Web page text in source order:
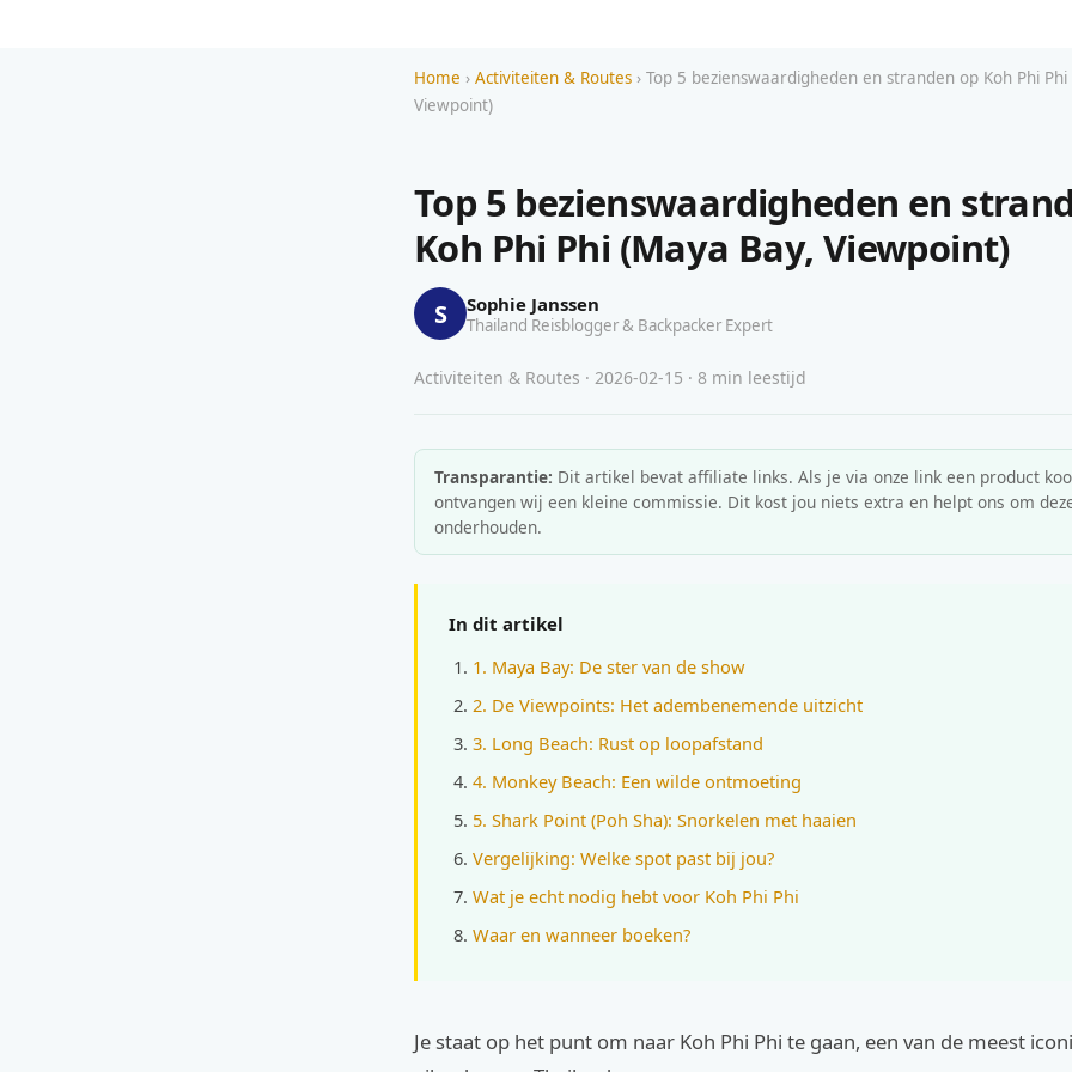
Home › Activiteiten & Routes › Top 5 bezienswaardigheden en stranden op Koh Phi Phi
Viewpoint)
Top 5 bezienswaardigheden en
Koh Phi Phi (Maya Bay, Viewpoint)
S Sophie Janssen
Thailand Reisblogger & Backpacker Expert
Activiteiten & Routes · 2026-02-15 · 8 min leestijd
Transparantie: Dit artikel bevat affiliate links. Als je via onze link een product
ontvangen wij een kleine commissie. Dit kost jou niets extra en helpt ons om
onderhouden.
In dit artikel
1. Maya Bay: De ster van de show
2. De Viewpoints: Het adembenemende uitzicht
3. Long Beach: Rust op loopafstand
4. Monkey Beach: Een wilde ontmoeting
5. Shark Point (Poh Sha): Snorkelen met haaien
Vergelijking: Welke spot past bij jou?
Wat je echt nodig hebt voor Koh Phi Phi
Waar en wanneer boeken?
Je staat op het punt om naar Koh Phi Phi te gaan, een van de meest